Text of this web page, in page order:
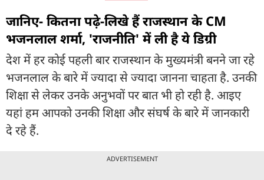
जानिए- कितना पढ़े-लिखे हैं राजस्थान के CM
भजनलाल शर्मा, 'राजनीति' में ली है ये डि‍ग्री
देश में हर कोई पहली बार राजस्थान के मुख्यमंत्री बनने जा रहे
भजनलाल के बारे में ज्यादा से ज्यादा जानना चाहता है. उनकी
श‍िक्षा से लेकर उनके अनुभवों पर बात भी हो रही है. आइए
यहां हम आपको उनकी श‍िक्षा और संघर्ष के बारे में जानकारी
दे रहे हैं.
ADVERTISEMENT